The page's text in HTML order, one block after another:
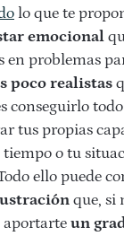
lo que te
emocional
en problemas
poco realistas
conseguirlo
tus propias
o tu
ello puede
que, si
aportarte un